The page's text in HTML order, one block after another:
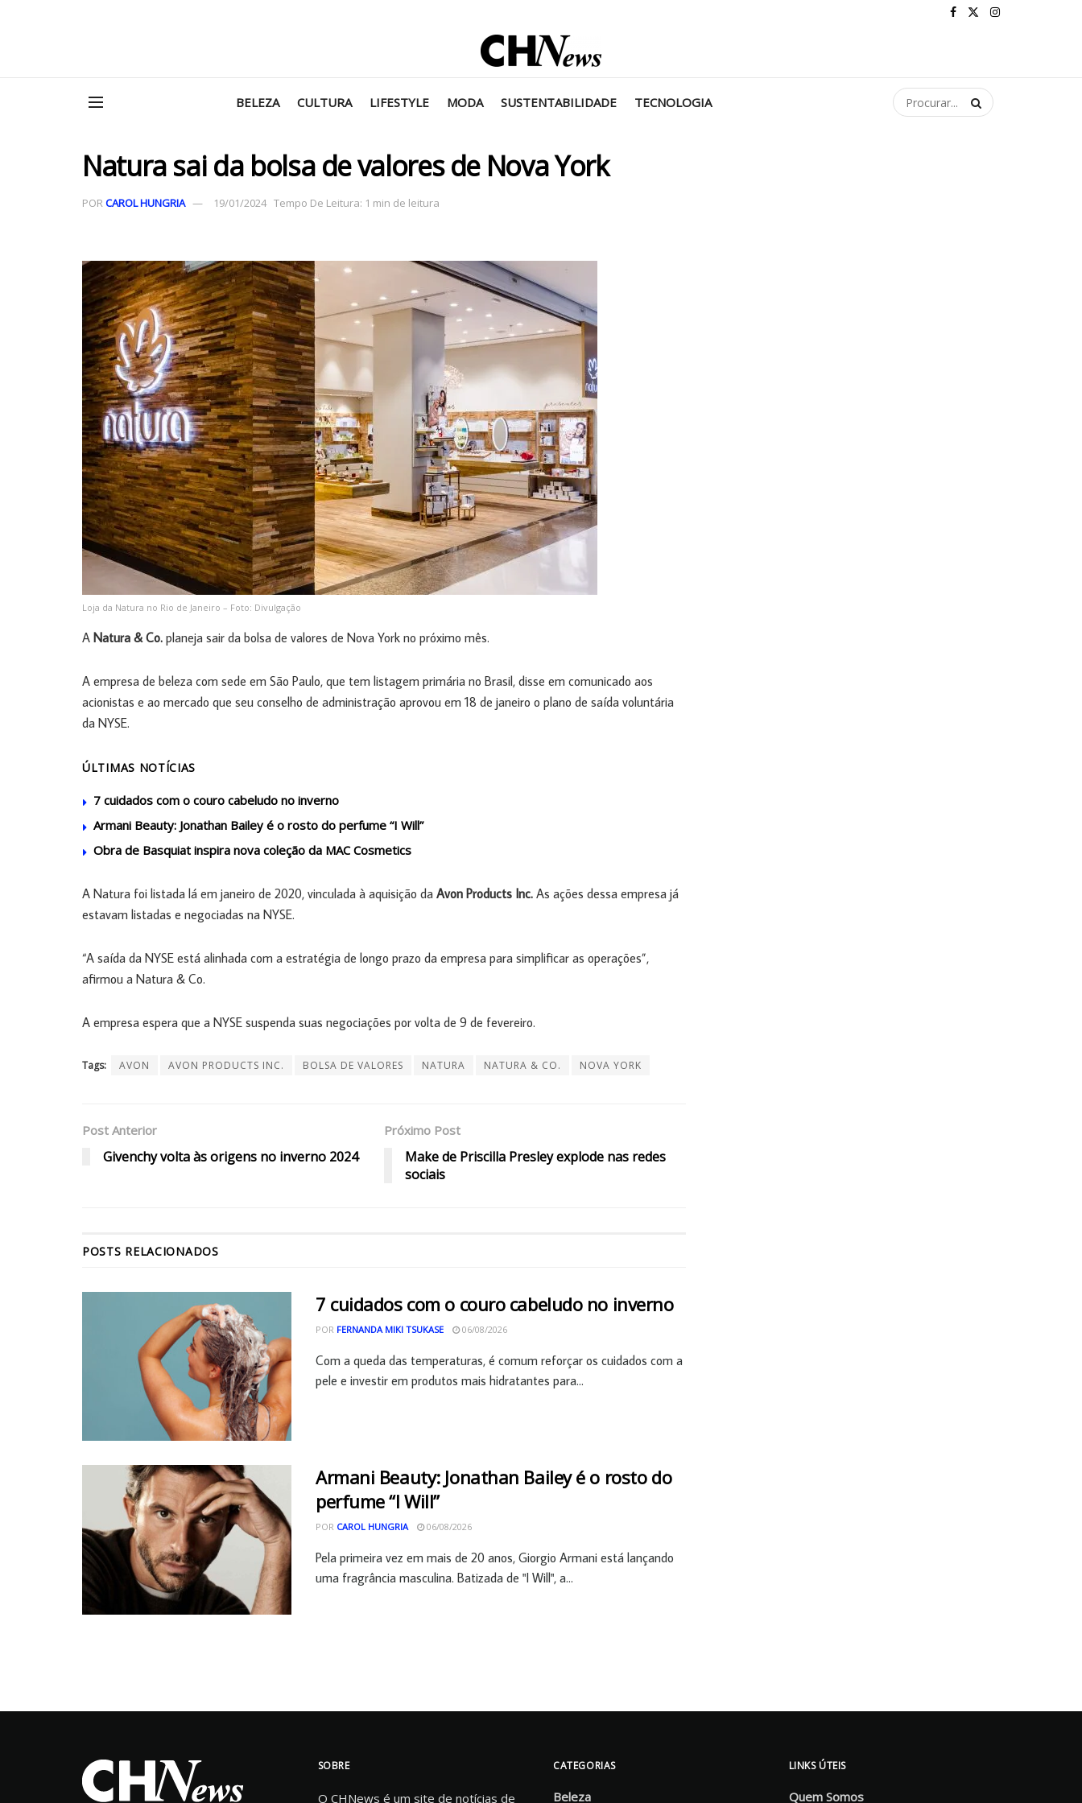
BELEZA CULTURA LIFESTYLE MODA SUSTENTABILIDADE TECNOLOGIA
Natura sai da bolsa de valores de Nova York
POR CAROL HUNGRIA 19/01/2024 Tempo De Leitura: 1 min de leitura
Loja da Natura no Rio de Janeiro – Foto: Divulgação
A Natura & Co. planeja sair da bolsa de valores de Nova York no próximo mês.
A empresa de beleza com sede em São Paulo, que tem listagem primária no Brasil, disse em comunicado aos
acionistas e ao mercado que seu conselho de administração aprovou em 18 de janeiro o plano de saída voluntária
da NYSE.
ÚLTIMAS NOTÍCIAS
7 cuidados com o couro cabeludo no inverno
Armani Beauty: Jonathan Bailey é o rosto do perfume “I Will”
Obra de Basquiat inspira nova coleção da MAC Cosmetics
A Natura foi listada lá em janeiro de 2020, vinculada à aquisição da Avon Products Inc. As ações dessa empresa já
estavam listadas e negociadas na NYSE.
“A saída da NYSE está alinhada com a estratégia de longo prazo da empresa para simplificar as operações”,
afirmou a Natura & Co.
A empresa espera que a NYSE suspenda suas negociações por volta de 9 de fevereiro.
Tags: AVON AVON PRODUCTS INC. BOLSA DE VALORES NATURA NATURA & CO. NOVA YORK
Post Anterior
Givenchy volta às origens no inverno 2024
Próximo Post
Make de Priscilla Presley explode nas redes
sociais
POSTS RELACIONADOS
7 cuidados com o couro cabeludo no inverno
POR FERNANDA MIKI TSUKASE 06/08/2026
Com a queda das temperaturas, é comum reforçar os cuidados com a
pele e investir em produtos mais hidratantes para...
Armani Beauty: Jonathan Bailey é o rosto do
perfume “I Will”
POR CAROL HUNGRIA 06/08/2026
Pela primeira vez em mais de 20 anos, Giorgio Armani está lançando
uma fragrância masculina. Batizada de "I Will", a...
SOBRE
O CHNews é um site de notícias de
CATEGORIAS
Beleza
LINKS ÚTEIS
Quem Somos